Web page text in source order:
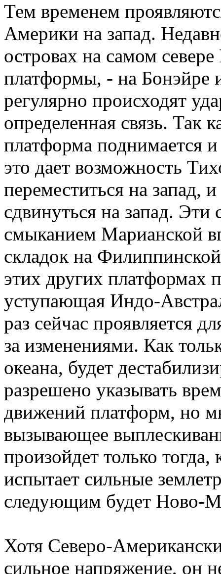
Тем временем
Америки на запад.
островах на самом
платформы, - на Бонэйре
регулярно происходят
определенная связь. Так
платформа поднимается
это дает возможность
переместиться на
сдвинуться на запад. Эти
смыканием Марианской
складок на
этих других платформах
уступающая Индо-
раз сейчас проявляется
за изменениями. Как
океана, будет
разрешено указывать
движений платформ, но
вызывающее
произойдет только
испытает сильные
следующим будет Ново-
Хотя Северо-
сильное напряжение, он